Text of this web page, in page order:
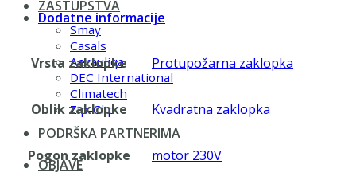
ZASTUPSTVA
Smay
Casals
Aerauliqa
DEC International
Climatech
Zip-Clip
PODRŠKA PARTNERIMA
OBJAVE
Dodatne informacije
Vrsta zaklopke Protupožarna zaklopka
Oblik zaklopke Kvadratna zaklopka
Pogon zaklopke motor 230V